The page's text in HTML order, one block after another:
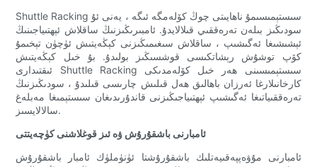
Shuttle Racking سىستېمىسىمۇ ناھايىتى چوڭ كۆلەمگە ئىگە ، يەنى ئۇ
سودىڭىز بىلەن تەرەققىي قىلالايدۇ. ئامبىرىڭىزنىڭ ساقلاش ئېھتىياجىنىڭ
ئېشىشىغا ئەگىشىپ ، ساقلاش سىغىمىڭىزنى كېڭەيتىش ئۈچۈن تېخىمۇ
كۆپ توشۇش رېشاتكىسى قوشسىڭىز بولىدۇ. بۇ خىل كېڭەيتىش
ئىقتىدارى Shuttle Racking سىستېمىسىنى ھەر خىل كۆلەمدىكى
كارخانىلارغا ئەرزان باھالىق ھەل قىلىش چارىسى قىلىدۇ ، سودىڭىزنىڭ
تەرەققىياتىغا ئەگىشىپ ئېھتىياجىڭىزنى قاندۇرىدىغان سىستېمىغا مەبلەغ
سالالايسىز.
ئامبارنى باشقۇرۇش ۋە ئىز قوغلاشنى كۈچەيتتى
ئامبارنى مۇۋەپپەقىيەتلىك باشقۇرۇشتا ئۈنۈملۈك ئامبار باشقۇرۇش